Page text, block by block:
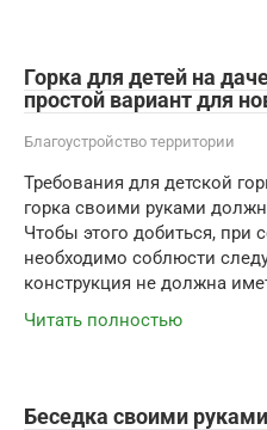
Горка для детей на
простой вариант для
Благоустройство территории
Требования для детской
горка своими руками
Чтобы этого добиться, при
необходимо соблюсти
конструкция не должна
Читать полностью
Беседка своими руками